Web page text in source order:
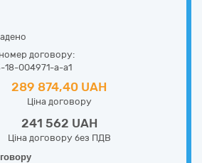
договору:
004971-a-a1
289 874,40 UAH
Ціна договору
241 562 UAH
Ціна договору без ПДВ